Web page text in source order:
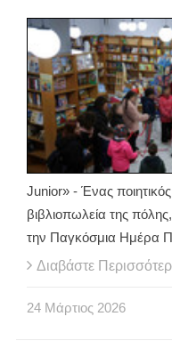
Junior» - Ένας
βιβλιοπωλεία της
την Παγκόσμια Ημέρα
Διαβάστε
24 Μάρτιος 2026